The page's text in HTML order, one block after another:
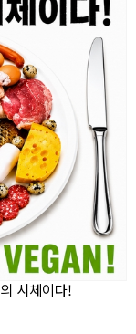
시체이다!